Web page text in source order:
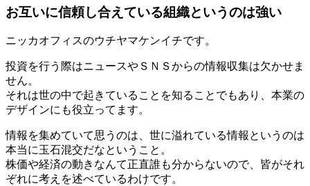
お互いに信頼し合えている組織というのは強い
ニッカオフィスのウチヤマケンイチです。
投資を行う際はニュースやＳＮＳからの情報収集は欠かせま
せん。
それは世の中で起きていることを知ることでもあり、本業の
デザインにも役立ってます。
情報を集めていて思うのは、世に溢れている情報というのは
本当に玉石混交だなということ。
株価や経済の動きなんて正直誰も分からないので、皆がそれ
ぞれに考えを述べているわけです。